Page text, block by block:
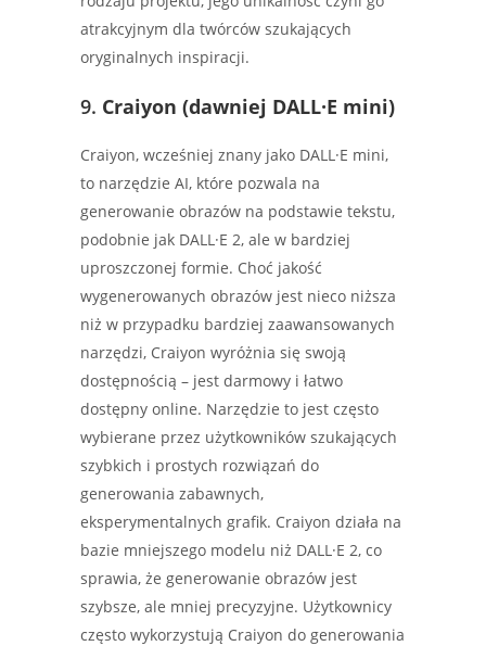
atrakcyjnym dla twórców szukających
oryginalnych inspiracji.
9. Craiyon (dawniej DALL·E mini)
Craiyon, wcześniej znany jako DALL·E mini,
to narzędzie AI, które pozwala na
generowanie obrazów na podstawie tekstu,
podobnie jak DALL·E 2, ale w bardziej
uproszczonej formie. Choć jakość
wygenerowanych obrazów jest nieco niższa
niż w przypadku bardziej zaawansowanych
narzędzi, Craiyon wyróżnia się swoją
dostępnością – jest darmowy i łatwo
dostępny online. Narzędzie to jest często
wybierane przez użytkowników szukających
szybkich i prostych rozwiązań do
generowania zabawnych,
eksperymentalnych grafik. Craiyon działa na
bazie mniejszego modelu niż DALL·E 2, co
sprawia, że generowanie obrazów jest
szybsze, ale mniej precyzyjne. Użytkownicy
często wykorzystują Craiyon do generowania